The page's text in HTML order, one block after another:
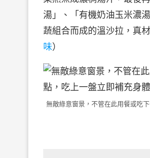
湯」、「有機奶油玉米濃
蔬組合而成的溫沙拉，真
味）
無敵綠意窗景，不管在此用餐或吃